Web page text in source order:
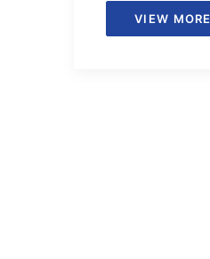
VIEW MORE